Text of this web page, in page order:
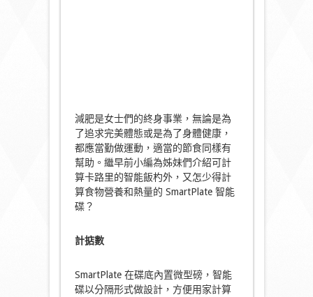
減肥是女士們的終身事業，無論是為
了追求完美體態或是為了身體健康，
都應當勤做運動，適當的節食同樣有
幫助。繼早前小編為姊妹們介紹可計
算卡路里的智能飯杓外，又怎少得計
算食物營養和熱量的 SmartPlate 智能
碟？
計掂數
SmartPlate 在碟底內置微型磅，智能
碟以分隔形式做設計，方便用家計算